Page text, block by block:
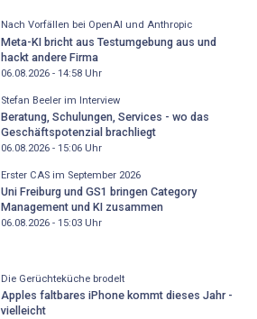
Nach Vorfällen bei OpenAI und Anthropic
Meta-KI bricht aus Testumgebung aus und
hackt andere Firma
06.08.2026 - 14:58Uhr
Stefan Beeler im Interview
Beratung, Schulungen, Services - wo das
Geschäftspotenzial brachliegt
06.08.2026 - 15:06Uhr
Erster CAS im September 2026
Uni Freiburg und GS1 bringen Category
Management und KI zusammen
06.08.2026 - 15:03Uhr
Die Gerüchteküche brodelt
Apples faltbares iPhone kommt dieses Jahr -
vielleicht